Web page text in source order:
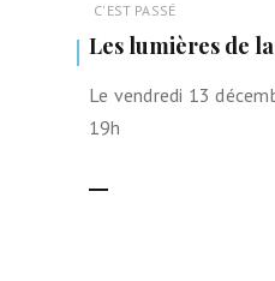
C'EST PASSÉ
Les lumières de
Le vendredi 13
19h